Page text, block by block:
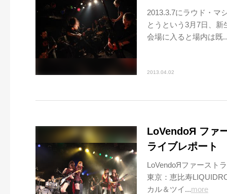
2013.3.7にラウド・マ
とうという3月7日、
会場に入ると場内は既
2013.04.02
LoVendoЯ ファ
ライブレポート
LoVendoЯファースト
東京：恵比寿
カル＆ツイ...more